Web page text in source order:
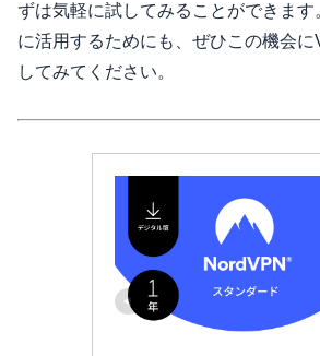
ずは気軽に試してみることができま
に活用するためにも、ぜひこの機会
してみてください。